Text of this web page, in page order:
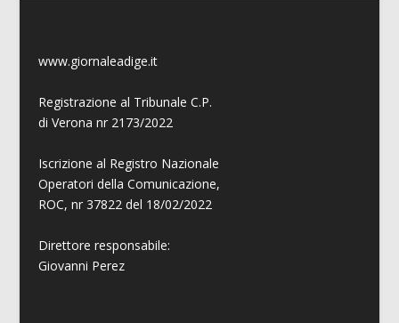
www.giornaleadige.it
Registrazione al Tribunale C.P.
di Verona nr 2173/2022
Iscrizione al Registro Nazionale
Operatori della Comunicazione,
ROC, nr 37822 del 18/02/2022
Direttore responsabile:
Giovanni Perez